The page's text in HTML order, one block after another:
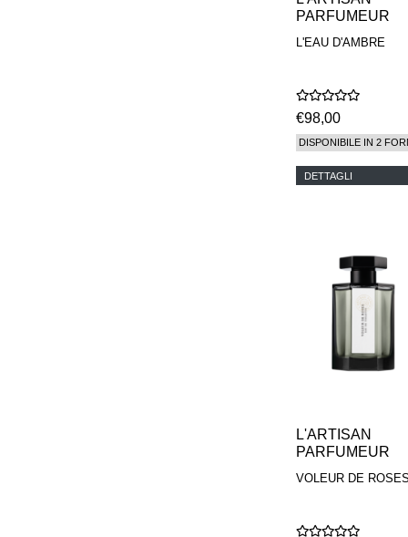
PARFUMEUR
L'EAU D'AMBRE
€98,00
DISPONIBILE IN 2
DETTAGLI
L'ARTISAN
PARFUMEUR
VOLEUR DE